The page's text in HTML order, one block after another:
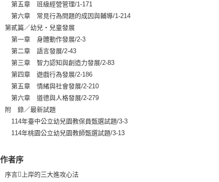
第五章 班級經營管理/1-171
第六章 常見行為問題的成因與輔導/1-214
第貳篇／幼兒‧兒童發展
第一章 身體動作發展/2-3
第二章 語言發展/2-43
第三章 智力認知與創造力發展/2-83
第四章 遊戲行為發展/2-186
第五章 情緒與社會發展/2-210
第六章 道德與人格發展/2-279
附 錄／最新試題
114年臺中公立幼兒園教保員甄選試題/3-3
114年桃園公立幼兒園教師甄選試題/3-13
作者序
序言上岸的三大進攻心法